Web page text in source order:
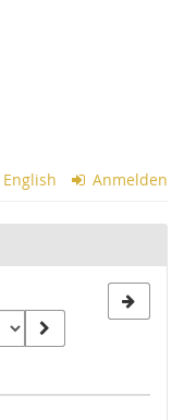
English Anmelden